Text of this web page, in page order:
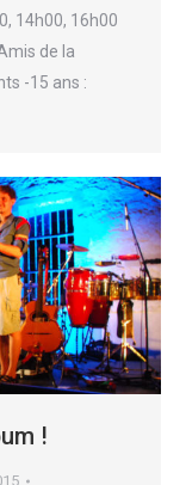
14h00, 16h00
de la
-15 ans :
!